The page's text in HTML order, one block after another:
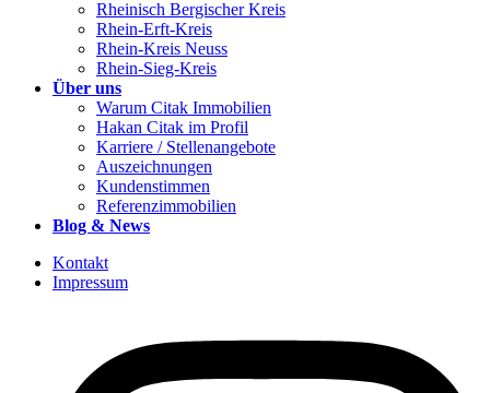
Rheinisch Bergischer Kreis
Rhein-Erft-Kreis
Rhein-Kreis Neuss
Rhein-Sieg-Kreis
Über uns
Warum Citak Immobilien
Hakan Citak im Profil
Karriere / Stellenangebote
Auszeichnungen
Kundenstimmen
Referenzimmobilien
Blog & News
Kontakt
Impressum